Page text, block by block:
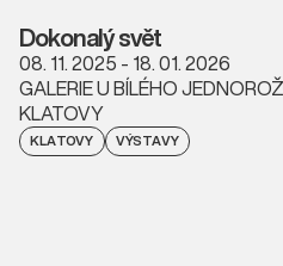
Dokonalý svět
08. 11. 2025 - 18. 01. 2026
GALERIE U BÍLÉHO
KLATOVY
KLATOVY VÝSTAVY